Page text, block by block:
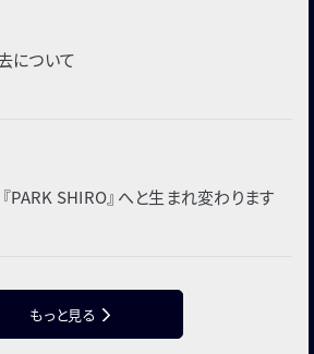
について
PARK SHIRO』へと生まれ変わります
もっと見る